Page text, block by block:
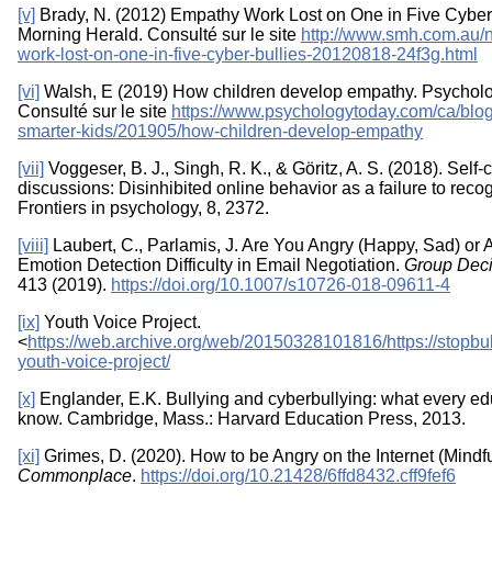
[v] Brady, N. (2012) Empathy Work Lost on One in Five
Morning Herald. Consulté sur le site http://
work-lost-on-one-in-five-cyber-bullies-20120818-24f3g.html
[vi] Walsh, E (2019) How children develop empathy.
Consulté sur le site https://www.psychologytoday.com/ca/
smarter-kids/201905/how-children-develop-empathy
[vii] Voggeser, B. J., Singh, R. K., & Göritz, A. S. (2018).
discussions: Disinhibited online behavior as a failure to
Frontiers in psychology, 8, 2372.
[viii] Laubert, C., Parlamis, J. Are You Angry (Happy, Sad) or
Emotion Detection Difficulty in Email Negotiation. Group
413 (2019). https://doi.org/10.1007/s10726-018-09611-4
[ix] Youth Voice Project.
<https://web.archive.org/web/20150328101816/https://
youth-voice-project/
[x] Englander, E.K. Bullying and cyberbullying: what every
know. Cambridge, Mass.: Harvard Education Press, 2013.
[xi] Grimes, D. (2020). How to be Angry on the Internet
Commonplace. https://doi.org/10.21428/6ffd8432.cff9fef6